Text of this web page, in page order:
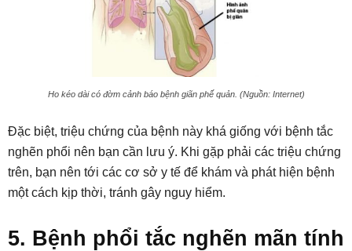
Ho kéo dài có đờm cảnh báo bệnh giãn phế quản. (Nguồn: Internet)
Đặc biệt, triệu chứng của bệnh này khá giống với bệnh tắc
nghẽn phổi nên bạn cần lưu ý. Khi gặp phải các triệu chứng
trên, bạn nên tới các cơ sở y tế để khám và phát hiện bệnh
một cách kịp thời, tránh gây nguy hiểm.
5. Bệnh phổi tắc nghẽn mãn tính